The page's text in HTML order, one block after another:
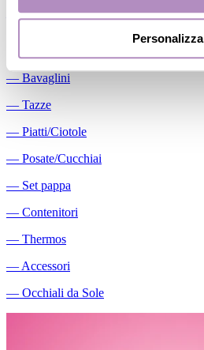
Personalizza
―Massaggiagengive
― Bavaglini
― Tazze
― Piatti/Ciotole
― Posate/Cucchiai
― Set pappa
― Contenitori
― Thermos
― Accessori
― Occhiali da Sole